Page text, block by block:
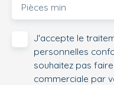
Pièces min
J'accepte le
personnelles
souhaitez pas
commerciale par